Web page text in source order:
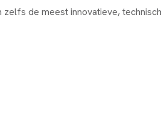
zelfs de meest innovatieve,